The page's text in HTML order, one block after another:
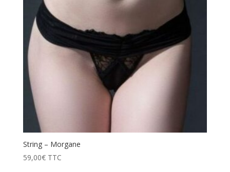
String – Morgane
59,00€ TTC